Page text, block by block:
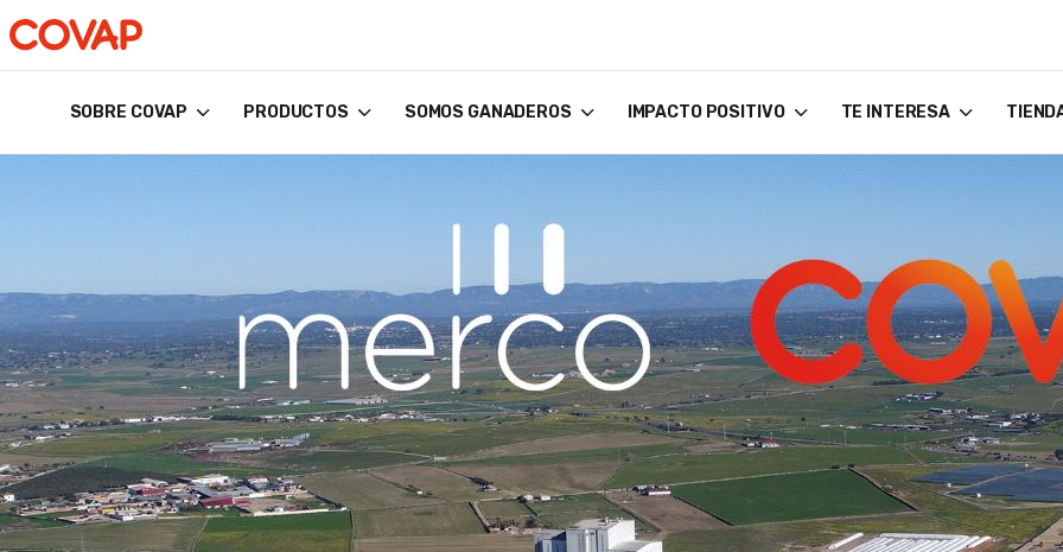
SOBRE COVAP PRODUCTOS SOMOS GANADEROS IMPACTO POSITIVO TE INTERESA
Búsquedas
sugeridas
Tiendas
online
Quiénes
somos
Bienestar
Animal